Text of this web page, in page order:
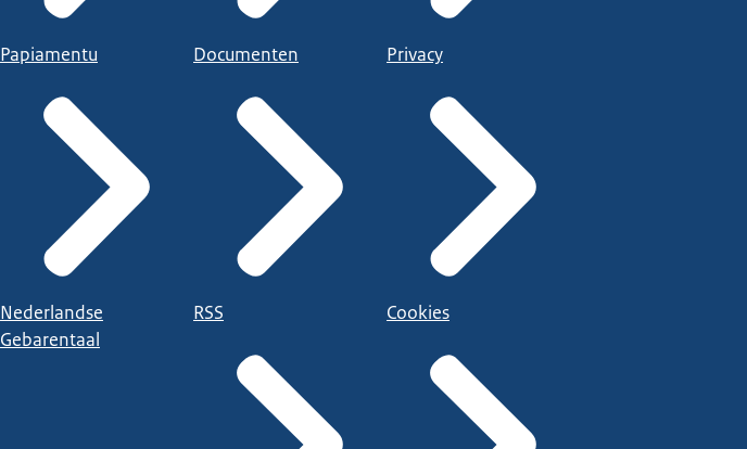
Papiamentu
Nederlandse
Gebarentaal
Documenten
RSS
Privacy
Cookies